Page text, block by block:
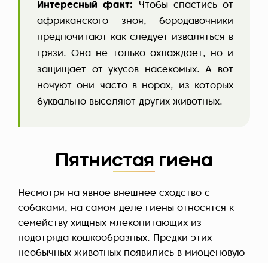
Интересный факт: Чтобы спастись от
африканского зноя, бородавочники
предпочитают как следует изваляться в
грязи. Она не только охлаждает, но и
защищает от укусов насекомых. А вот
ночуют они часто в норах, из которых
буквально выселяют других животных.
Пятнистая гиена
Несмотря на явное внешнее сходство с
собаками, на самом деле гиены относятся к
семейству хищных млекопитающих из
подотряда кошкообразных. Предки этих
необычных животных появились в миоценовую